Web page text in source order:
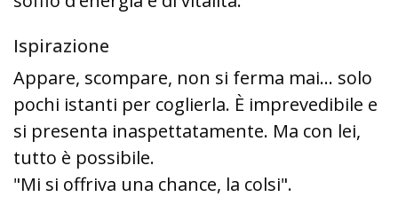
Ispirazione
Appare, scompare, non si ferma mai... solo
pochi istanti per coglierla. È imprevedibile e
si presenta inaspettatamente. Ma con lei,
tutto è possibile.
"Mi si offriva una chance, la colsi".